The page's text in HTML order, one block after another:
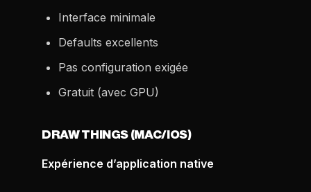
Interface minimale
Defaults excellents
Pas configuration exigée
Gratuit (avec GPU)
DRAW THINGS (MAC/IOS)
Expérience d’application native